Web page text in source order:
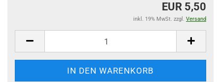
EUR 5,50
inkl. 19% MwSt. zzgl. Versand